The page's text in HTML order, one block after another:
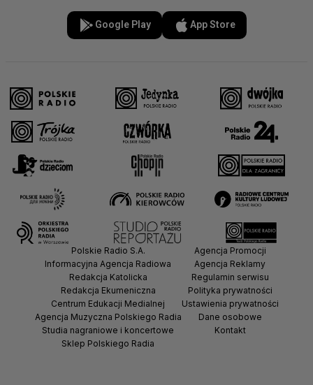
Google Play App Store
Polskie Radio S.A.
Informacyjna Agencja Radiowa
Redakcja Katolicka
Redakcja Ekumeniczna
Centrum Edukacji Medialnej
Agencja Muzyczna Polskiego Radia
Studia nagraniowe i koncertowe
Sklep Polskiego Radia
Agencja Promocji
Agencja Reklamy
Regulamin serwisu
Polityka prywatności
Ustawienia prywatności
Dane osobowe
Kontakt